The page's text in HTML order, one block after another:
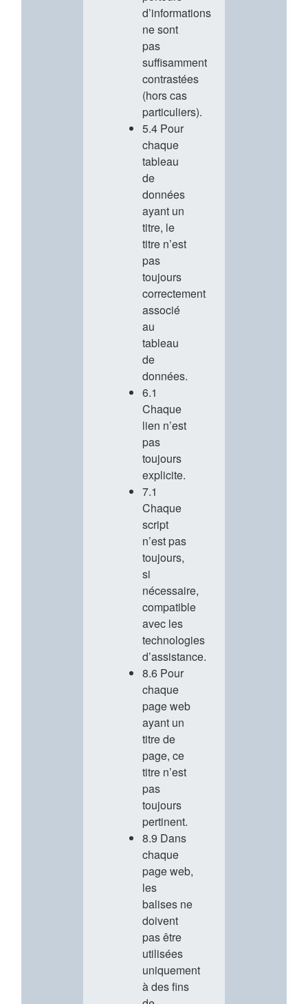
d’informations
ne sont
pas
suffisamment
contrastées
(hors cas
particuliers).
5.4 Pour
chaque
tableau
de
données
ayant un
titre, le
titre n’est
pas
toujours
correctement
associé
au
tableau
de
données.
6.1
Chaque
lien n’est
pas
toujours
explicite.
7.1
Chaque
script
n’est pas
toujours,
si
nécessaire,
compatible
avec les
technologies
d’assistance.
8.6 Pour
chaque
page web
ayant un
titre de
page, ce
titre n’est
pas
toujours
pertinent.
8.9 Dans
chaque
page web,
les
balises ne
doivent
pas être
utilisées
uniquement
à des fins